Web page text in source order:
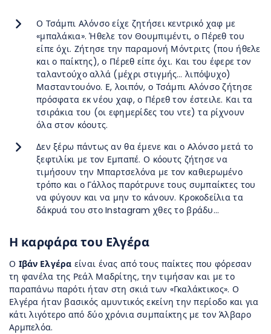
Ο Τσάμπι Αλόνσο είχε ζητήσει κεντρικό χαφ με
«μπαλάκια». Ήθελε τον Θουμπιμέντι, ο Πέρεθ του
είπε όχι. Ζήτησε την παραμονή Μόντριτς (που ήθελε
και ο παίκτης), ο Πέρεθ είπε όχι. Και του έφερε τον
ταλαντούχο αλλά (μέχρι στιγμής… λιπόψυχο)
Μασταντουόνο. Ε, λοιπόν, ο Τσάμπι Αλόνσο ζήτησε
πρόσφατα εκ νέου χαφ, ο Πέρεθ τον έστειλε. Και τα
τσιράκια του (οι εφημερίδες του ντε) τα ρίχνουν
όλα στον κόουτς.
Δεν ξέρω πάντως αν θα έμενε και ο Αλόνσο μετά το
ξεφτιλίκι με τον Εμπαπέ. Ο κόουτς ζήτησε να
τιμήσουν την Μπαρτσελόνα με τον καθιερωμένο
τρόπο και ο Γάλλος παρότρυνε τους συμπαίκτες του
να φύγουν και να μην το κάνουν. Κροκοδείλια τα
δάκρυά του στο Instagram χθες το βράδυ…
Η καρφάρα του Ελγέρα
Ο Ιβάν Ελγέρα είναι ένας από τους παίκτες που φόρεσαν
τη φανέλα της Ρεάλ Μαδρίτης, την τιμήσαν και με το
παραπάνω παρότι ήταν στη σκιά των «Γκαλάκτικος». Ο
Ελγέρα ήταν βασικός αμυντικός εκείνη την περίοδο και για
κάτι λιγότερο από δύο χρόνια συμπαίκτης με τον Άλβαρο
Αρμπελόα.